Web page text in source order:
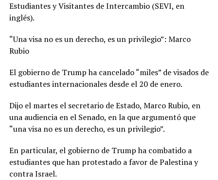
Estudiantes y Visitantes de Intercambio (SEVI, en
inglés).
“Una visa no es un derecho, es un privilegio”: Marco
Rubio
El gobierno de Trump ha cancelado “miles” de visados de
estudiantes internacionales desde el 20 de enero.
Dijo el martes el secretario de Estado, Marco Rubio, en
una audiencia en el Senado, en la que argumentó que
“una visa no es un derecho, es un privilegio”.
En particular, el gobierno de Trump ha combatido a
estudiantes que han protestado a favor de Palestina y
contra Israel.